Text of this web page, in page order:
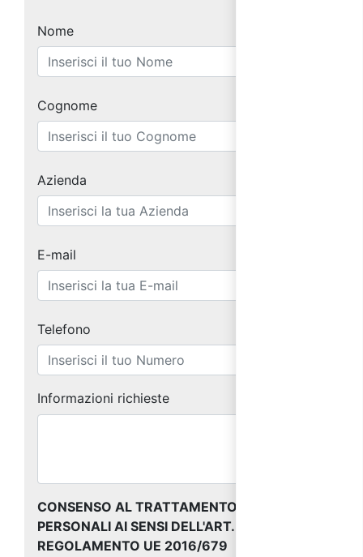
Nome
Cognome
Azienda
E-mail
Telefono
Informazioni richieste
CONSENSO AL TRATTAMENTO DEI DATI
PERSONALI AI SENSI DELL'ART. 13 DEL
REGOLAMENTO UE 2016/679